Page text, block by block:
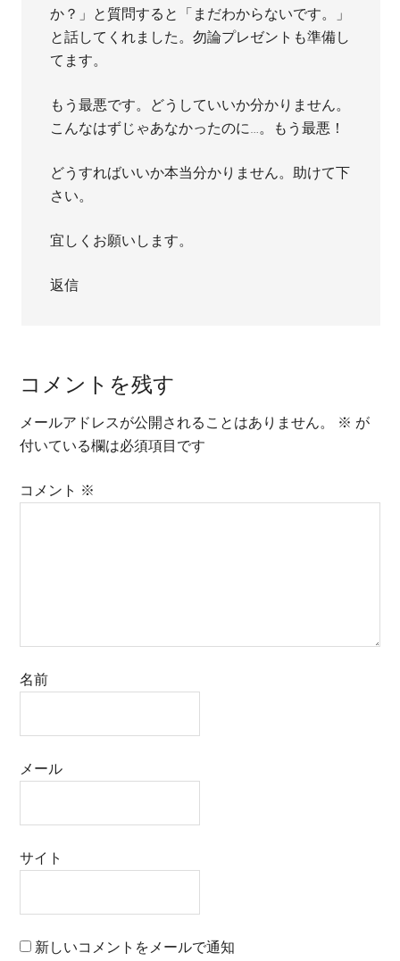
か？」と質問すると「まだわからないです。」
と話してくれました。勿論プレゼントも準備し
てます。
もう最悪です。どうしていいか分かりません。
こんなはずじゃあなかったのに…。もう最悪！
どうすればいいか本当分かりません。助けて下
さい。
宜しくお願いします。
返信
コメントを残す
メールアドレスが公開されることはありません。 ※ が
付いている欄は必須項目です
コメント ※
名前
メール
サイト
新しいコメントをメールで通知